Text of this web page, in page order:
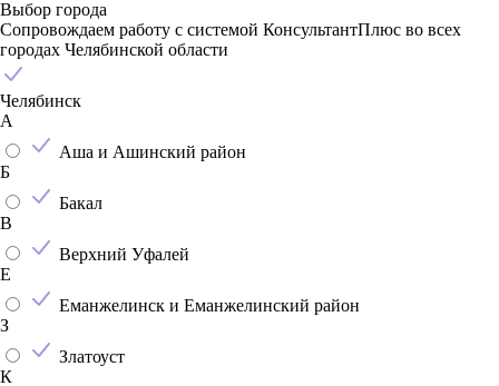
Выбор города
Сопровождаем работу с системой КонсультантПлюс во всех
городах Челябинской области
Челябинск
А
Аша и Ашинский район
Б
Бакал
В
Верхний Уфалей
Е
Еманжелинск и Еманжелинский район
З
Златоуст
К